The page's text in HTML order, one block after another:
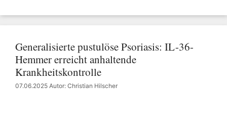
Generalisierte pustulöse Psoriasis: IL-36-
Hemmer erreicht anhaltende
Krankheitskontrolle
07.06.2025 Autor: Christian Hilscher